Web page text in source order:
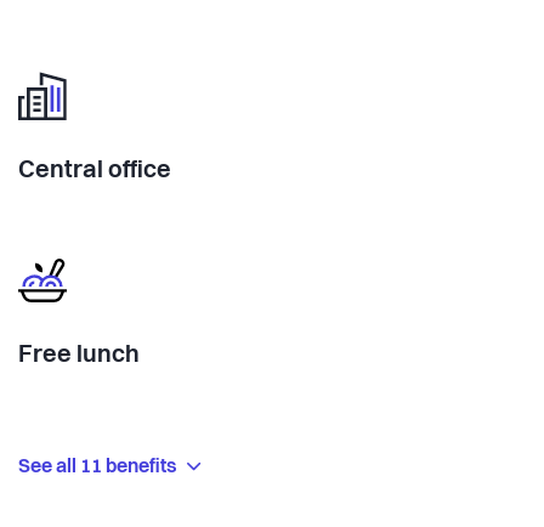
Central office
Free lunch
See all 11 benefits